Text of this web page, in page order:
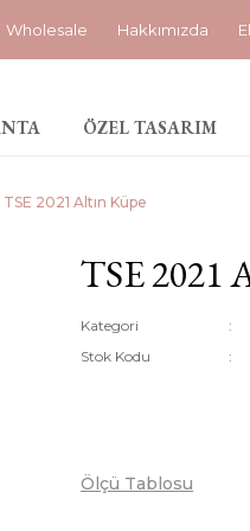
Wholesale Hakkımızda
ÖZEL TASARIM
TSE 2021 Altın Küpe
TSE 2021
Kategori
Stok Kodu
Ölçü Tablosu